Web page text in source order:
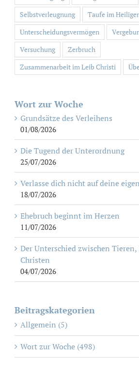
Selbstverleugnung
Taufe im
Unterscheidungsvermögen
Versuchung
Zerbruch
Zusammenarbeit im Leib Christi
Wort zur Woche
Grundsätze des Verleihens
01/08/2026
Die Tugend der Unterordnung
25/07/2026
Verlasse dich nicht auf deine
18/07/2026
Ehebruch beginnt im Herzen
11/07/2026
Der Unterschied zwischen
Christen
04/07/2026
Beitragskategorien
Allgemein (5)
Wort zur Woche (498)